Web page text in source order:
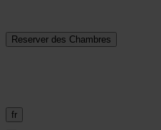
Reserver des Chambres
fr